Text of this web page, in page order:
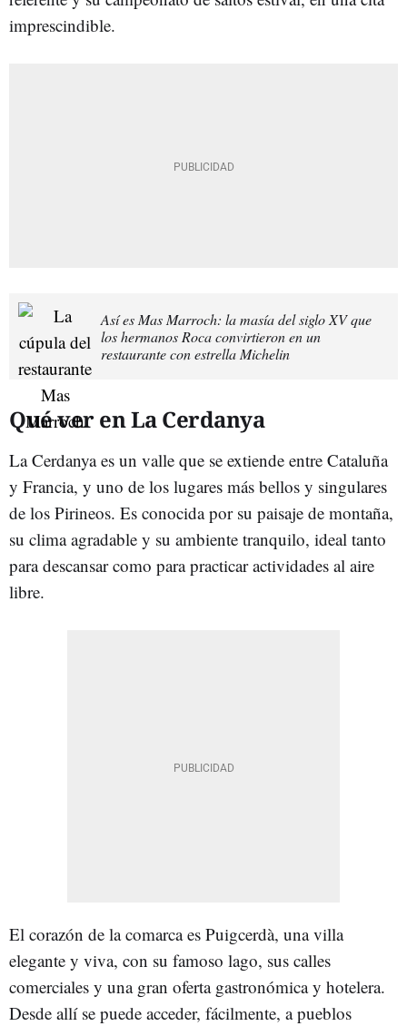
imprescindible.
Así es Mas Marroch: la masía del siglo XV que
los hermanos Roca convirtieron en un
restaurante con estrella Michelin
Qué ver en La Cerdanya
La Cerdanya es un valle que se extiende entre Cataluña
y Francia, y uno de los lugares más bellos y singulares
de los Pirineos. Es conocida por su paisaje de montaña,
su clima agradable y su ambiente tranquilo, ideal tanto
para descansar como para practicar actividades al aire
libre.
El corazón de la comarca es Puigcerdà, una villa
elegante y viva, con su famoso lago, sus calles
comerciales y una gran oferta gastronómica y hotelera.
Desde allí se puede acceder, fácilmente, a pueblos